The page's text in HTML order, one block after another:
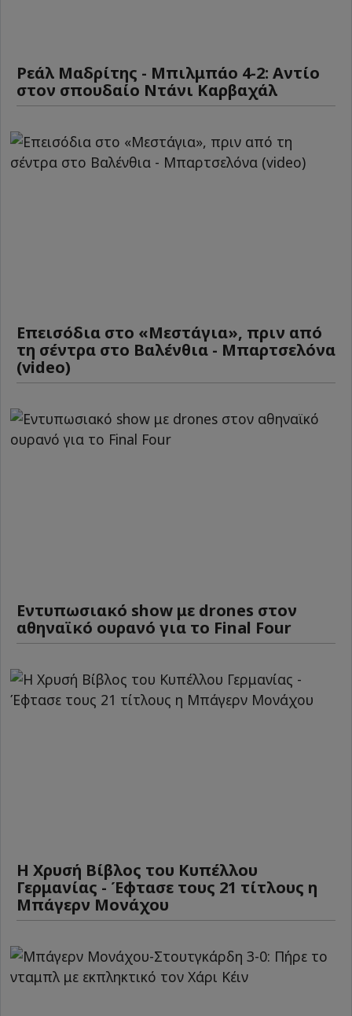
Ρεάλ Μαδρίτης - Μπιλμπάο 4-2: Αντίο
στον σπουδαίο Ντάνι Καρβαχάλ
Επεισόδια στο «Μεστάγια», πριν από
τη σέντρα στο Βαλένθια - Μπαρτσελόνα
(video)
Εντυπωσιακό show με drones στον
αθηναϊκό ουρανό για το Final Four
Η Χρυσή Βίβλος του Κυπέλλου
Γερμανίας - Έφτασε τους 21 τίτλους η
Μπάγερν Μονάχου